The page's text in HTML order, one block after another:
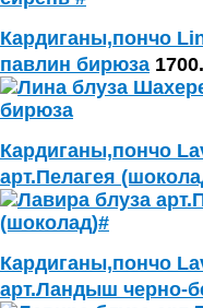
Кардиганы,пончо
павлин бирюза
Кардиганы,пончо
арт.Пелагея
Кардиганы,пончо
арт.Ландыш черно-